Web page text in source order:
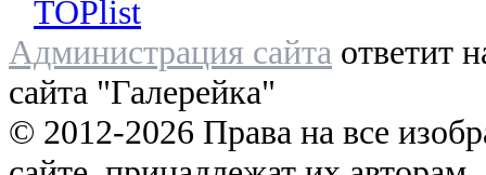
Администрация сайта ответит
сайта "Галерейка"
© 2012-2026 Права на все